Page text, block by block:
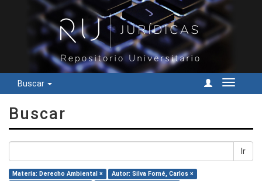
Buscar
Cambiar
Buscar
Ir
Materia: Derecho Ambiental ×
Autor: Silva Forné, Carlos ×